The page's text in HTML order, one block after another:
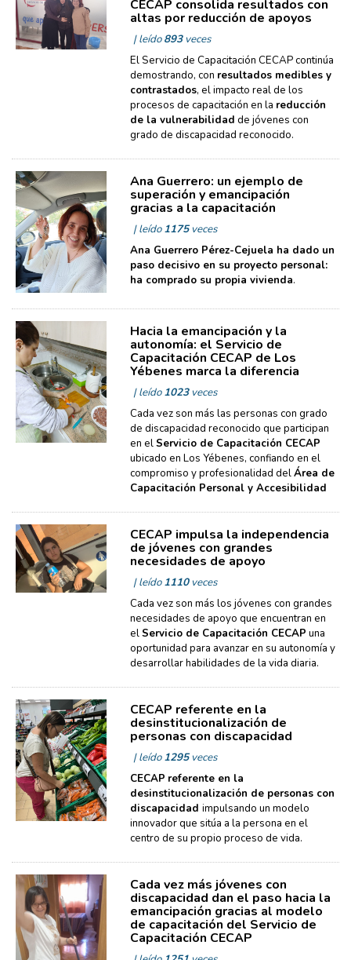
CECAP consolida resultados con
altas por reducción de apoyos
| leído893veces
El Servicio de Capacitación CECAP continúa
demostrando, con resultados medibles y
contrastados, el impacto real de los
procesos de capacitación en la reducción
de la vulnerabilidad de jóvenes con
grado de discapacidad reconocido.
Ana Guerrero: un ejemplo de
superación y emancipación
gracias a la capacitación
| leído1175veces
Ana Guerrero Pérez-Cejuela ha dado un
paso decisivo en su proyecto personal:
ha comprado su propia vivienda.
Hacia la emancipación y la
autonomía: el Servicio de
Capacitación CECAP de Los
Yébenes marca la diferencia
| leído1023veces
Cada vez son más las personas con grado
de discapacidad reconocido que participan
en elServicio de Capacitación CECAP
ubicado en Los Yébenes, confiando en el
compromiso y profesionalidad delÁrea de
Capacitación Personal y Accesibilidad
CECAP impulsa la independencia
de jóvenes con grandes
necesidades de apoyo
| leído1110veces
Cada vez son más los jóvenes con grandes
necesidades de apoyo que encuentran en
elServicio de Capacitación CECAP una
oportunidad para avanzar en su autonomía y
desarrollar habilidades de la vida diaria.
CECAP referente en la
desinstitucionalización de
personas con discapacidad
| leído1295veces
CECAP referente en la
desinstitucionalización de personas con
discapacidad impulsando un modelo
innovador que sitúa a la persona en el
centro de su propio proceso de vida.
Cada vez más jóvenes con
discapacidad dan el paso hacia la
emancipación gracias al modelo
de capacitación del Servicio de
Capacitación CECAP